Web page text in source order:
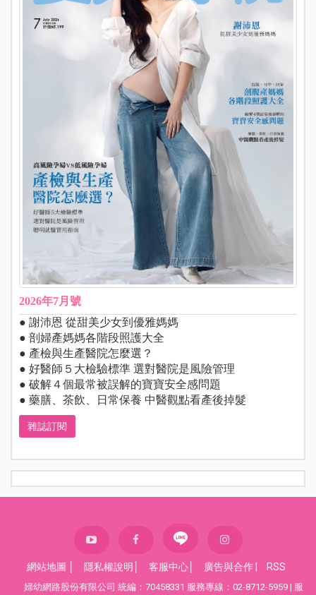
2026年7月號
● 謝沛恩 從甜美少女到優雅媽媽
● 剖婦產媽媽各階段照護大全
● 產檢與生產醫院怎麼選？
● 好醫師５大檢驗標準 選對醫院是風險管理
● 破解４個最常被誤解的寶寶安全感問題
● 藥膳、茶飲、日常保養 中醫觀點看產後掉髮
雜誌訂閱
網站地圖 隱私權說明 客服中心 廣告與合作 RSS
婦幼網路股份有限公司 統編：70458331 服務專線：02-8712-5959 | 服